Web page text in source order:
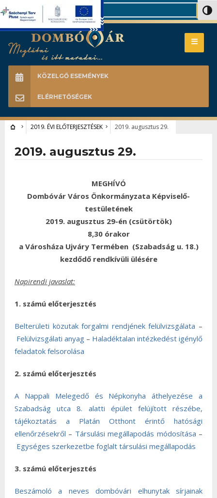
Search
KÖZELGŐ ESEMÉNYEK
ELÉRHETŐSÉGEK
2019. ÉVI ELŐTERJESZTÉSEK 2019. augusztus 29.
2019. augusztus 29.
MEGHÍVÓ
Dombóvár Város Önkormányzata Képviselő-
testületének
2019. augusztus 29-én (csütörtök)
8,30 órakor
a Városháza Ujváry Termében (Szabadság u. 18.)
kezdődő rendkívüli ülésére
Napirendi javaslat:
1. számú előterjesztés
Belterületi közutak forgalmi rendjének felülvizsgálata –
Felülvizsgálati anyag – Haladéktalan intézkedést igénylő
feladatok felsorolása
2. számú előterjesztés
A Nappali Melegedő és Népkonyha áthelyezése a
Szabadság utca 8. alatti épület felújított részébe,
tájékoztatás a Platán Otthont érintő hatósági
ellenőrzésekről – Társulási megállapodás módosítása –
Egységes szerkezetbe foglalt társulási megállapodás
3. számú előterjesztés
Beszámoló a neves dombóvári elhunytak sírjainak